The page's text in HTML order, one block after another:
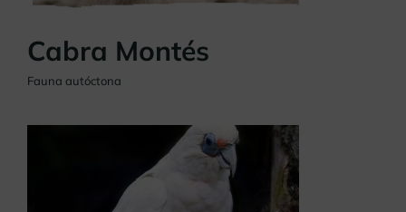
Cabra Montés
Fauna autóctona